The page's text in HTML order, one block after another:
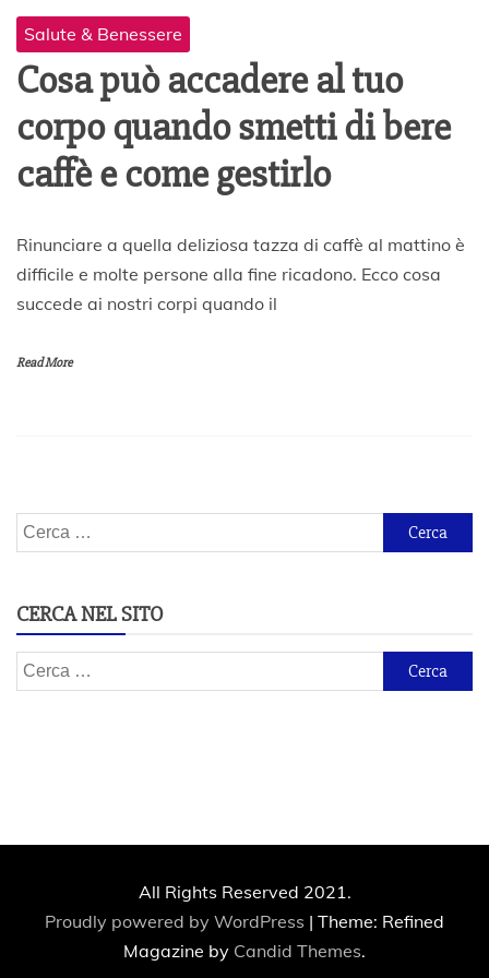
Salute & Benessere
Cosa può accadere al tuo
corpo quando smetti di bere
caffè e come gestirlo
1
M
a
o
Rinunciare a quella deliziosa tazza di caffè al mattino è
difficile e molte persone alla fine ricadono. Ecco cosa
succede ai nostri corpi quando il
Read More
Ricerca
per:
CERCA NEL SITO
Ricerca
per:
All Rights Reserved 2021.
Proudly powered by WordPress | Theme: Refined
Magazine by Candid Themes.